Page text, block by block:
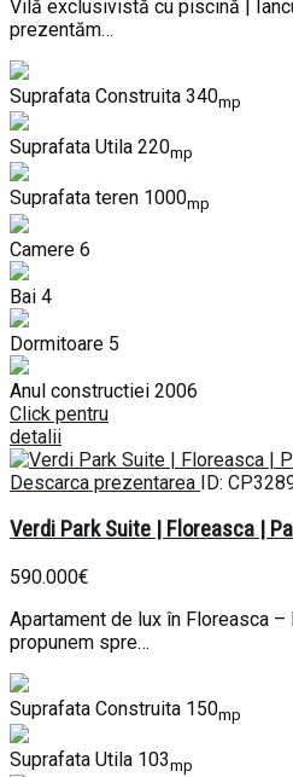
Vilă exclusivistă cu piscină |
prezentăm…
Suprafata Construita 340mp
Suprafata Utila 220mp
Suprafata teren 1000mp
Camere 6
Bai 4
Dormitoare 5
Anul constructiei 2006
Click pentru
detalii
Descarca prezentarea ID:
Verdi Park Suite | Floreasca |
590.000€
Apartament de lux în Floreasca –
propunem spre…
Suprafata Construita 150mp
Suprafata Utila 103mp